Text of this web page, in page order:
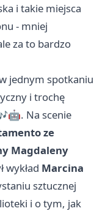
i takie miejsca
- mniej
za to bardzo
jednym spotkaniu
i trochę
Na scenie
ze
Magdaleny
wykład Marcina
sztucznej
i o tym, jak